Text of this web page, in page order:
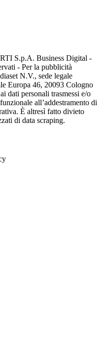
RTI S.p.A. Business Digital -
- Per la pubblicità
N.V., sede legale
Europa 46, 20093 Cologno
dati personali trasmessi e/o
all’addestramento di
È altresì fatto divieto
di data scraping.